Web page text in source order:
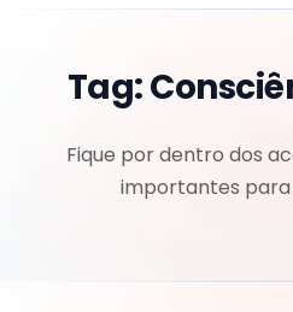
Tag:
Fique por dentro dos
importantes